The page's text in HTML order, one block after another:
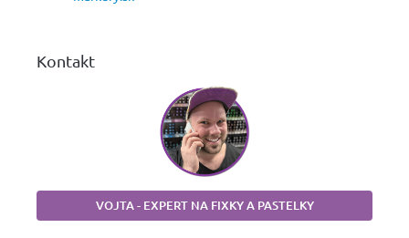
Kontakt
VOJTA - EXPERT NA FIXKY A PASTELKY